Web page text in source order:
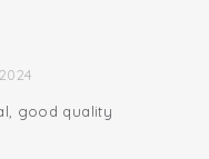
good quality